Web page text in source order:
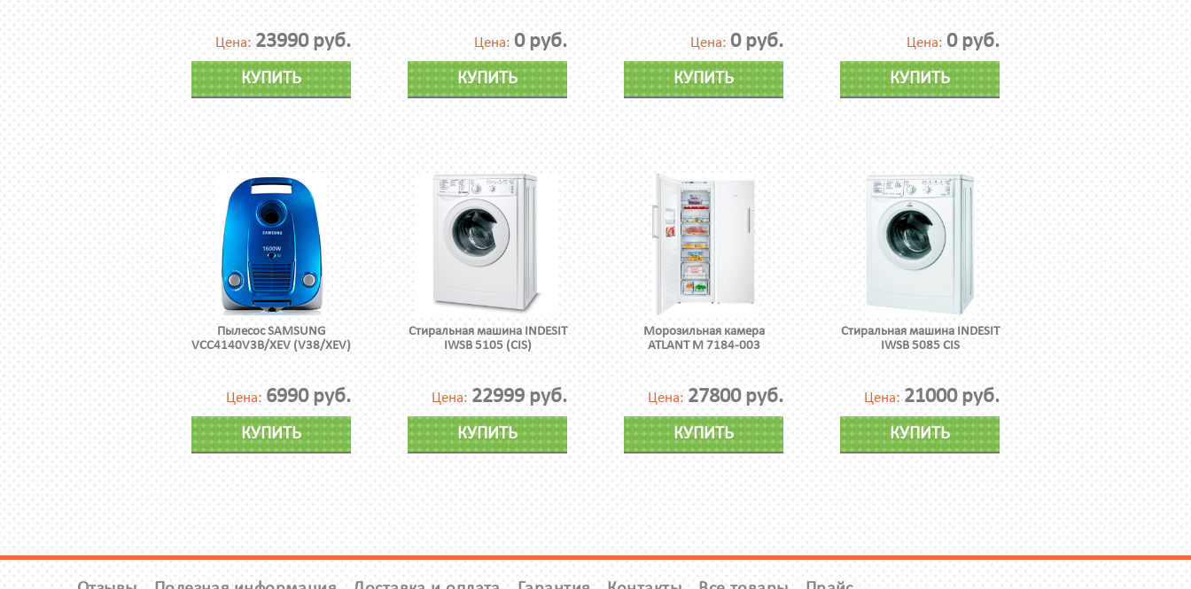
Цена: 23990 руб.
КУПИТЬ
Цена: 0 руб.
КУПИТЬ
Цена: 0 руб.
КУПИТЬ
Цена: 0 руб.
КУПИТЬ
Пылесос SAMSUNG
VCC4140V3B/XEV (V38/XEV)
Цена: 6990 руб.
КУПИТЬ
Стиральная машина INDESIT
IWSB 5105 (CIS)
Цена: 22999 руб.
КУПИТЬ
Морозильная камера
ATLANT М 7184-003
Цена: 27800 руб.
КУПИТЬ
Стиральная машина INDESIT
IWSB 5085 CIS
Цена: 21000 руб.
КУПИТЬ